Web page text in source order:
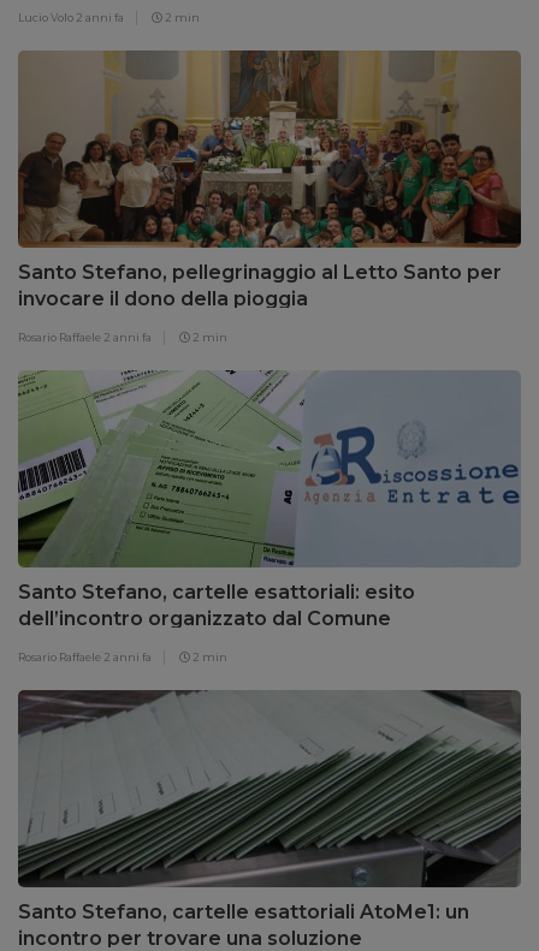
Lucio Volo 2 anni fa 2 min
Santo Stefano, pellegrinaggio al Letto Santo per
invocare il dono della pioggia
Rosario Raffaele 2 anni fa 2 min
Santo Stefano, cartelle esattoriali: esito
dell’incontro organizzato dal Comune
Rosario Raffaele 2 anni fa 2 min
Santo Stefano, cartelle esattoriali AtoMe1: un
incontro per trovare una soluzione